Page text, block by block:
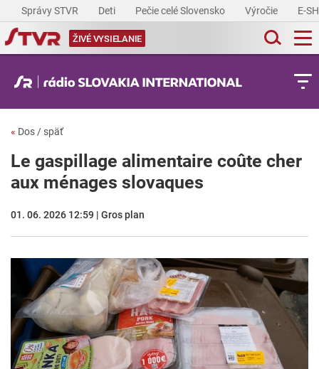
Správy STVR Deti Pečie celé Slovensko Výročie E-
ŽIVÉ VYSIELANIE
« Dos / späť
Le gaspillage alimentaire coûte cher
aux ménages slovaques
01. 06. 2026 12:59 | Gros plan